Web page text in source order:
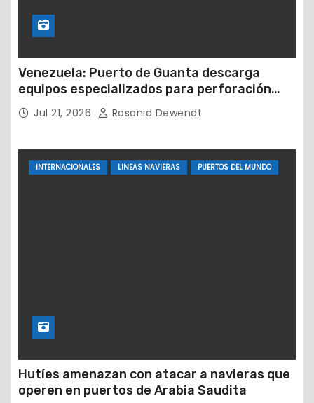
Venezuela: Puerto de Guanta descarga
equipos especializados para perforación
petrolera
Jul 21, 2026 Rosanid Dewendt
INTERNACIONALES LINEAS NAVIERAS PUERTOS DEL MUNDO
Hutíes amenazan con atacar a navieras que
operen en puertos de Arabia Saudita